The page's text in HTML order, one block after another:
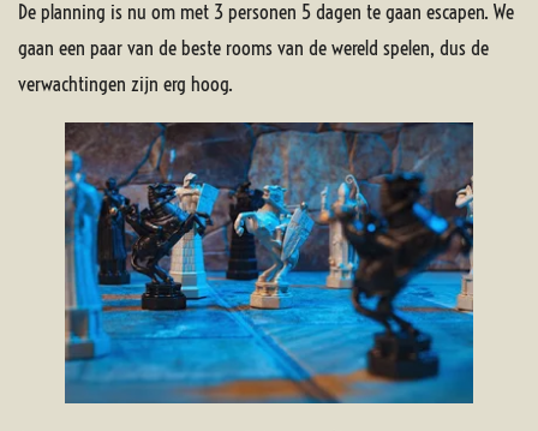
De planning is nu om met 3 personen 5 dagen te gaan escapen. We
gaan een paar van de beste rooms van de wereld spelen, dus de
verwachtingen zijn erg hoog.